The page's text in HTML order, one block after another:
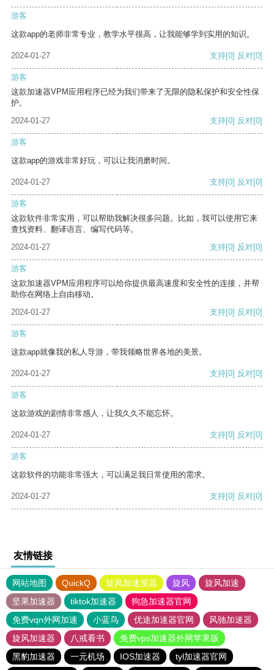
游客
这款app的老师非常专业，教学水平很高，让我能够学到实用的知识。
2024-01-27 支持[0] 反对[0]
游客
这款加速器VPM应用程序已经为我们带来了无限的隐私保护和安全性保
护。
2024-01-27
支持[0] 反对[0]
游客
这款app的游戏非常好玩，可以让我消磨时间。
2024-01-27 支持[0] 反对[0]
游客
这款软件非常实用，可以帮助我解决很多问题。比如，我可以使用它来
查找资料、翻译语言、编写代码等。
2024-01-27
支持[0] 反对[0]
游客
这款加速器VPM应用程序可以给你提供最高速度和安全性的连接，并帮
助你在网络上自由移动。
2024-01-27
支持[0] 反对[0]
游客
这款app就像我的私人导游，带我领略世界各地的美景。
2024-01-27 支持[0] 反对[0]
游客
这款游戏的剧情非常感人，让我久久不能忘怀。
2024-01-27 支持[0] 反对[0]
游客
这款软件的功能非常强大，可以满足我日常使用的需求。
2024-01-27 支持[0] 反对[0]
友情链接
网站地图 QuickQ 旋风加速度器 旋风
旋风加速
坚果加速器
tiktok加速器
狗急加速器官网
免费vqn外网加速
小蓝鸟 优途加速器官网
风驰加速器
旋风加速器
八戒看书
免费vps加速器外网苹果版
黑豹加速器
一元机场 IOS加速器 tyl加速器官网